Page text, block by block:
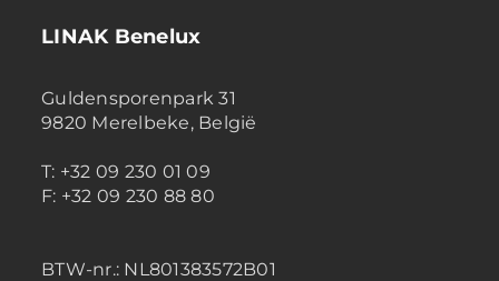
LINAK Benelux
Guldensporenpark 31
9820 Merelbeke, België
T: +32 09 230 01 09
F: +32 09 230 88 80
BTW-nr.: NL801383572B01